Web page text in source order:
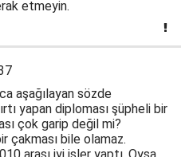
etmeyin.
aşağılayan sözde
yapan diploması şüpheli bir
çok garip değil mi?
çakması bile olamaz.